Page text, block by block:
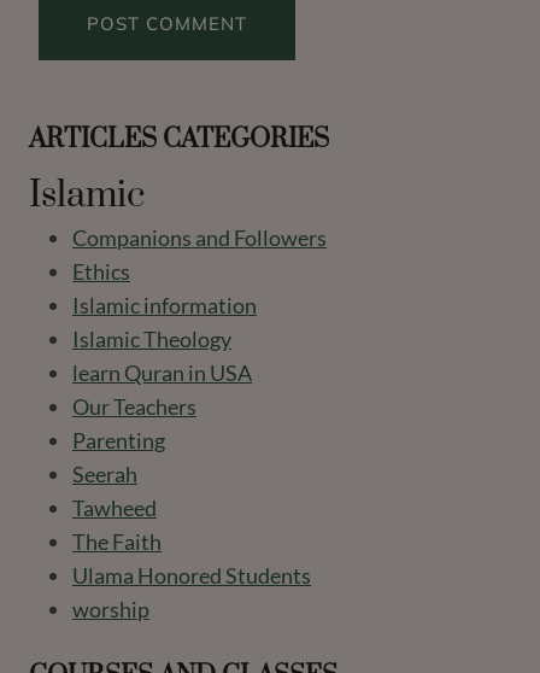
ARTICLES CATEGORIES
Islamic
Companions and Followers
Ethics
Islamic information
Islamic Theology
learn Quran in USA
Our Teachers
Parenting
Seerah
Tawheed
The Faith
Ulama Honored Students
worship